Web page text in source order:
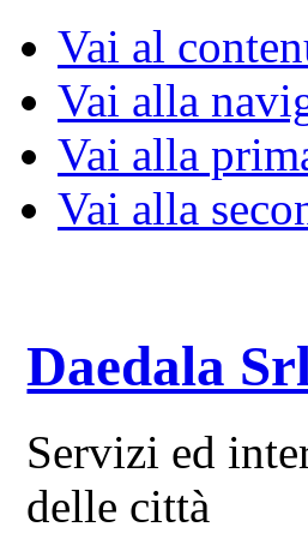
Vai al
Vai alla
Vai alla
Vai alla
Daedala
Servizi ed
delle città